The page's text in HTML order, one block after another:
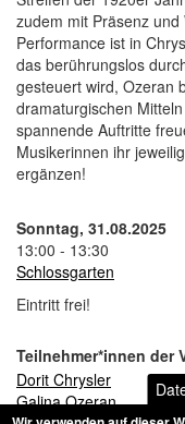
zudem mit Präsenz
Performance ist in
das berührungslos
gesteuert wird, Ozeran
dramaturgischen
spannende Auftritte
Musikerinnen ihr
ergänzen!
Sonntag, 31.08.2025
13:00 - 13:30
Schlossgarten
Eintritt frei!
Teilnehmer*innen der
Dorit Chrysler
Galina Ozeran